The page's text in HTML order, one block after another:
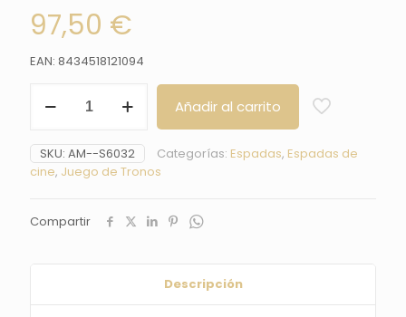
97,50 €
EAN: 8434518121094
Viserys
de
Juego
de
no
Añadir al carrito
SKU: AM--S6032 Categorías: Espadas, Espadas de
cine, Juego de Tronos
Compartir
Descripción